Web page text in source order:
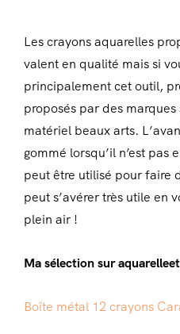
Les crayons aquarelles
valent en qualité mais si
principalement cet outil,
proposés par des
matériel beaux arts.
gommé lorsqu’il n’est pas
peut être utilisé pour faire
peut s’avérer très utile en
plein air !
Ma sélection sur
Boîte métal 12 crayons